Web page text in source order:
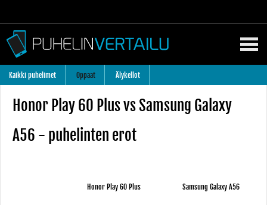
Kaikki puhelimet Oppaat Älykellot
Honor Play 60 Plus vs Samsung Galaxy
A56 - puhelinten erot
Honor Play 60 Plus Samsung Galaxy A56